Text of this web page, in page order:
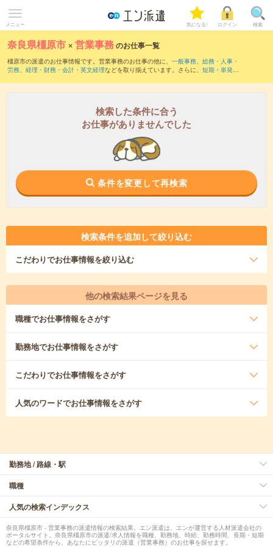
メニュー 気になる! ログイン 検索
奈良県橿原市 ×営業事務のお仕事一覧
橿原市の派遣のお仕事情報です。営業事務のお仕事の他に、 一般事務、 総務・人事・
労務、 経理・財務・会計・英文経理などを取り揃えています。さらに、 短期 ・ 単発な
検索した条件に合う
お仕事がありませんでした
条件を変更して再検索
検索条件を追加して絞り込む
こだわりでお仕事情報を絞り込む
他の検索結果ページを見る
職種でお仕事情報をさがす
勤務地でお仕事情報をさがす
こだわりでお仕事情報をさがす
人気のワードでお仕事情報をさがす
勤務地 / 路線・駅
職種
人気の検索インデックス
奈良県橿原市 - 営業事務の派遣情報の検索結果。エン派遣は、エンが運営する人材派遣会社の
ポータルサイト。奈良県橿原市の派遣/求人情報を職種、勤務地、時給、勤務時間、長期・短期
などの希望条件から、あなたにピッタリの派遣（営業事務）のお仕事を探せます。